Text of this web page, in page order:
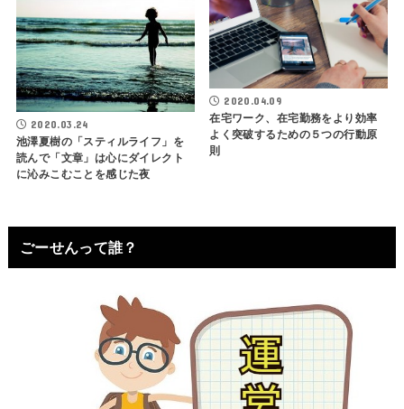
2020.03.24
池澤夏樹の「スティルライフ」を
読んで「文章」は心にダイレクト
に沁みこむことを感じた夜
2020.04.09
在宅ワーク、在宅勤務をより効率
よく突破するための５つの行動原
則
ごーせんって誰？